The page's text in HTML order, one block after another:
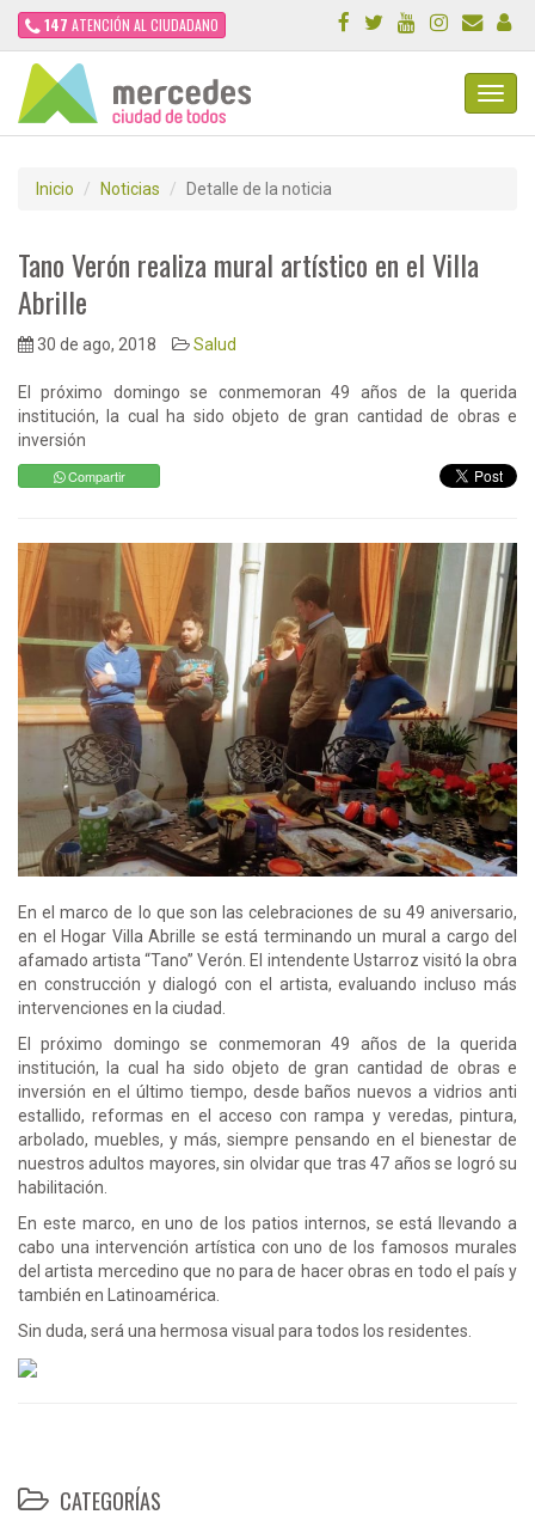
147 ATENCIÓN AL CIUDADANO
Inicio Noticias Detalle de la noticia
Tano Verón realiza mural artístico en el Villa
Abrille
30 de ago, 2018 Salud
El próximo domingo se conmemoran 49 años de la querida
institución, la cual ha sido objeto de gran cantidad de obras e
inversión
Compartir
En el marco de lo que son las celebraciones de su 49 aniversario,
en el Hogar Villa Abrille se está terminando un mural a cargo del
afamado artista “Tano” Verón. El intendente Ustarroz visitó la obra
en construcción y dialogó con el artista, evaluando incluso más
intervenciones en la ciudad.
El próximo domingo se conmemoran 49 años de la querida
institución, la cual ha sido objeto de gran cantidad de obras e
inversión en el último tiempo, desde baños nuevos a vidrios anti
estallido, reformas en el acceso con rampa y veredas, pintura,
arbolado, muebles, y más, siempre pensando en el bienestar de
nuestros adultos mayores, sin olvidar que tras 47 años se logró su
habilitación.
En este marco, en uno de los patios internos, se está llevando a
cabo una intervención artística con uno de los famosos murales
del artista mercedino que no para de hacer obras en todo el país y
también en Latinoamérica.
Sin duda, será una hermosa visual para todos los residentes.
CATEGORÍAS